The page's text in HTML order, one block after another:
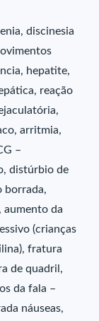
discinesia
hepatite,
reação
arritmia,
–
distúrbio de
borrada,
aumento da
(crianças
fratura
de quadril,
da fala –
náuseas,